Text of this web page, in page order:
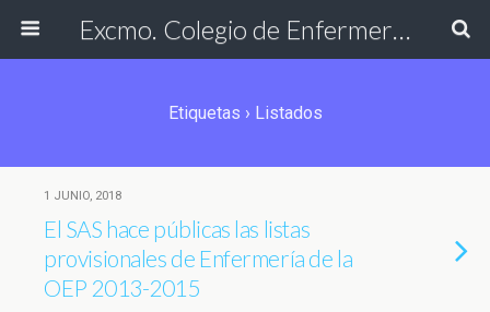
Excmo. Colegio de Enfermería de Cádiz
Etiquetas › Listados
1 JUNIO, 2018
El SAS hace públicas las listas
provisionales de Enfermería de la
OEP 2013-2015